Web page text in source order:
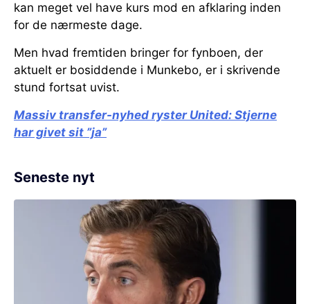
kan meget vel have kurs mod en afklaring inden
for de nærmeste dage.
Men hvad fremtiden bringer for fynboen, der
aktuelt er bosiddende i Munkebo, er i skrivende
stund fortsat uvist.
Massiv transfer-nyhed ryster United: Stjerne
har givet sit ”ja”
Seneste nyt